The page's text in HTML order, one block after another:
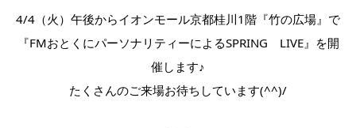
4/4（火）午後からイオンモール京都桂川1階『竹の広場』で
『FMおとくにパーソナリティーによるSPRING LIVE』を開
催します♪
たくさんのご来場お待ちしています(^^)/